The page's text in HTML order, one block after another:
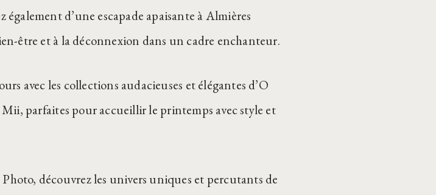
d’une escapade apaisante à Almières
être et à la déconnexion dans un cadre enchanteur.
avec les collections audacieuses et élégantes d’O
parfaites pour accueillir le printemps avec style et
découvrez les univers uniques et percutants de